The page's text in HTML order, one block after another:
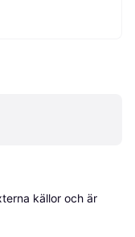
källor och är